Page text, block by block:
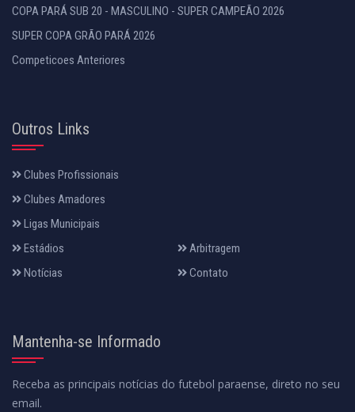
COPA PARÁ SUB 20 - MASCULINO - SUPER CAMPEÃO 2026
SUPER COPA GRÃO PARÁ 2026
Competicoes Anteriores
Outros Links
Clubes Profissionais
Clubes Amadores
Ligas Municipais
Estádios
Arbitragem
Notícias
Contato
Mantenha-se Informado
Receba as principais notícias do futebol paraense, direto no seu
email.